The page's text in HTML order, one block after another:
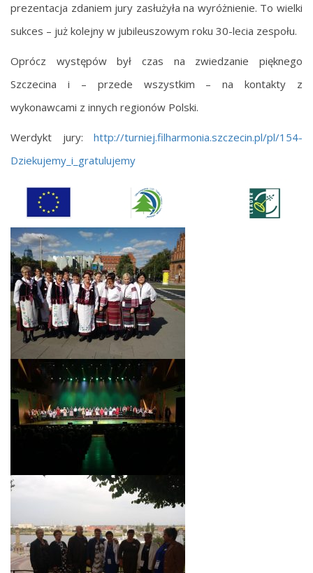
prezentacja zdaniem jury zasłużyła na wyróżnienie. To wielki
sukces – już kolejny w jubileuszowym roku 30-lecia zespołu.
Oprócz występów był czas na zwiedzanie pięknego
Szczecina i – przede wszystkim – na kontakty z
wykonawcami z innych regionów Polski.
Werdykt jury: http://turniej.filharmonia.szczecin.pl/pl/154-
Dziekujemy_i_gratulujemy